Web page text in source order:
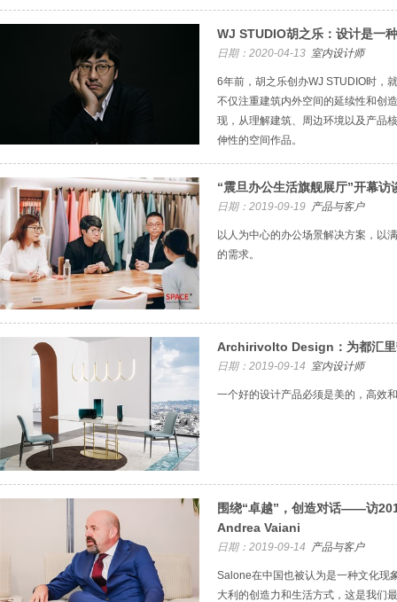
WJ STUDIO胡之乐：设计是一
日期：2020-04-13 室内设计师
6年前，胡之乐创办WJ STUDIO时，
不仅注重建筑内外空间的延续性和创
现，从理解建筑、周边环境以及产品
伸性的空间作品。
“震旦办公生活旗舰展厅”开幕访
日期：2019-09-19 产品与客户
以人为中心的办公场景解决方案，以
的需求。
Archirivolto Design：为都汇里
日期：2019-09-14 室内设计师
一个好的设计产品必须是美的，高效
围绕“卓越”，创造对话——访
Andrea Vaiani
日期：2019-09-14 产品与客户
Salone在中国也被认为是一种文化现
大利的创造力和生活方式，这是我们